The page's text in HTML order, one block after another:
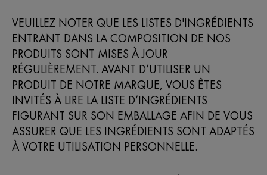
VEUILLEZ NOTER QUE LES LISTES D'INGRÉDIENTS
ENTRANT DANS LA COMPOSITION DE NOS
PRODUITS SONT MISES À JOUR
RÉGULIÈREMENT. AVANT D’UTILISER UN
PRODUIT DE NOTRE MARQUE, VOUS ÊTES
INVITÉS À LIRE LA LISTE D’INGRÉDIENTS
FIGURANT SUR SON EMBALLAGE AFIN DE VOUS
ASSURER QUE LES INGRÉDIENTS SONT ADAPTÉS
À VOTRE UTILISATION PERSONNELLE.